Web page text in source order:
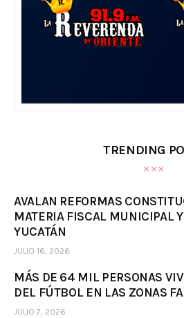
TRENDING
AVALAN REFORMAS
MATERIA FISCAL MUNICIPAL
YUCATÁN
JULIO 16, 2026
MÁS DE 64 MIL PERSONAS
DEL FÚTBOL EN LAS ZONAS
JULIO 7, 2026